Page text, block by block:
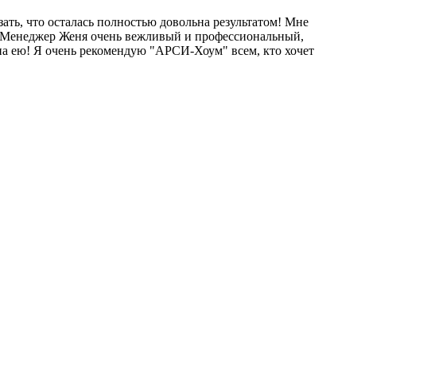
что осталась полностью довольна результатом! Мне
Менеджер Женя очень вежливый и профессиональный,
ею! Я очень рекомендую "АРСИ-Хоум" всем, кто хочет